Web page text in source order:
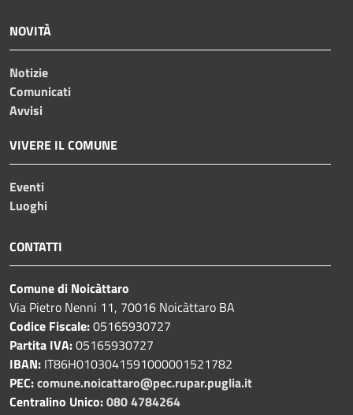
NOVITÀ
Notizie
Comunicati
Avvisi
VIVERE IL COMUNE
Eventi
Luoghi
CONTATTI
Comune di Noicàttaro
Via Pietro Nenni 11, 70016 Noicàttaro BA
Codice Fiscale:05165930727
Partita IVA:05165930727
IBAN: IT86H0103041591000001521782
PEC:comune.noicattaro@pec.rupar.puglia.it
Centralino Unico:080 4784264